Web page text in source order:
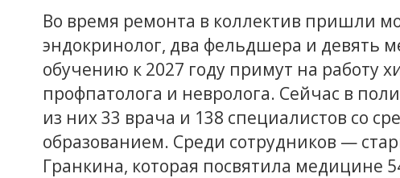
Во время ремонта в коллектив пришли
эндокринолог, два фельдшера и девять
обучению к 2027 году примут на работу
профпатолога и невролога. Сейчас в
из них 33 врача и 138 специалистов со
образованием. Среди сотрудников —
Гранкина, которая посвятила медицине